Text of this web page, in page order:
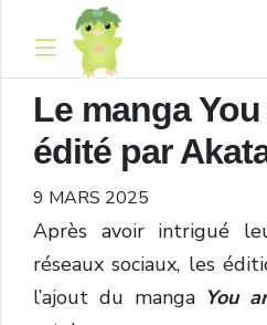
Le manga
édité par
9 MARS 2025
Après avoir intrigué
réseaux sociaux, les
l’ajout du manga You